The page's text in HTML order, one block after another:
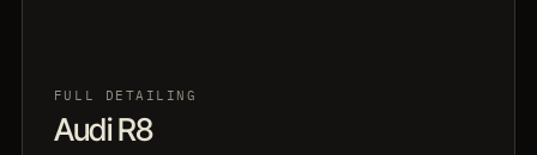
FULL DETAILING
Audi R8